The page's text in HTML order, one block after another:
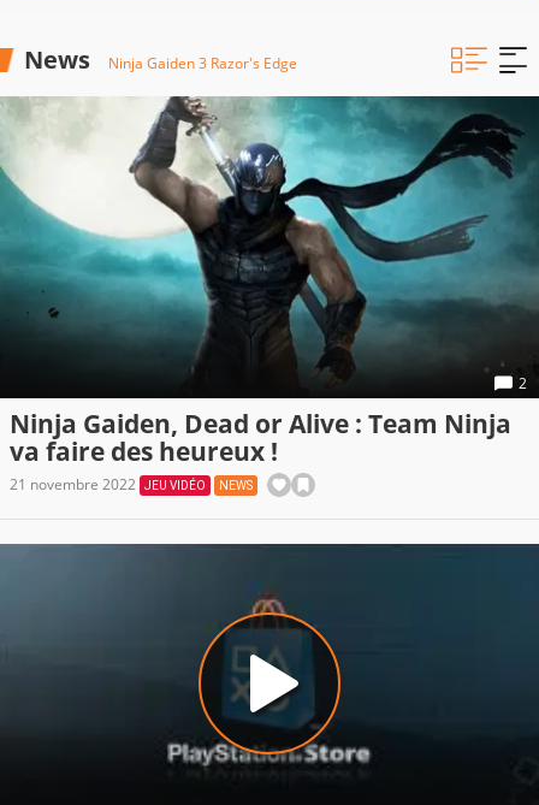
News Ninja Gaiden 3 Razor's Edge
2
Ninja Gaiden, Dead or Alive : Team Ninja
va faire des heureux !
21 novembre 2022 JEU VIDÉO NEWS